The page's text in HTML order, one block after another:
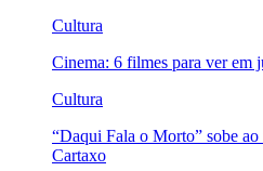
Cultura
Cinema: 6 filmes para ver em
Cultura
“Daqui Fala o Morto” sobe
Cartaxo